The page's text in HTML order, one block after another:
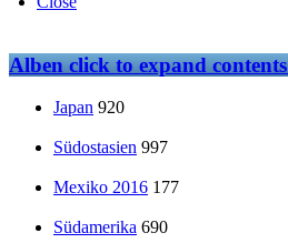
Albenclick to expand contents
Japan 920
Südostasien 997
Mexiko 2016 177
Südamerika 690